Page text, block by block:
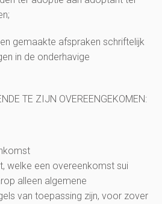
gemaakte afspraken schriftelijk
in de onderhavige
TE ZIJN OVEREENGEKOMEN:
welke een overeenkomst sui
alleen algemene
van toepassing zijn, voor zover